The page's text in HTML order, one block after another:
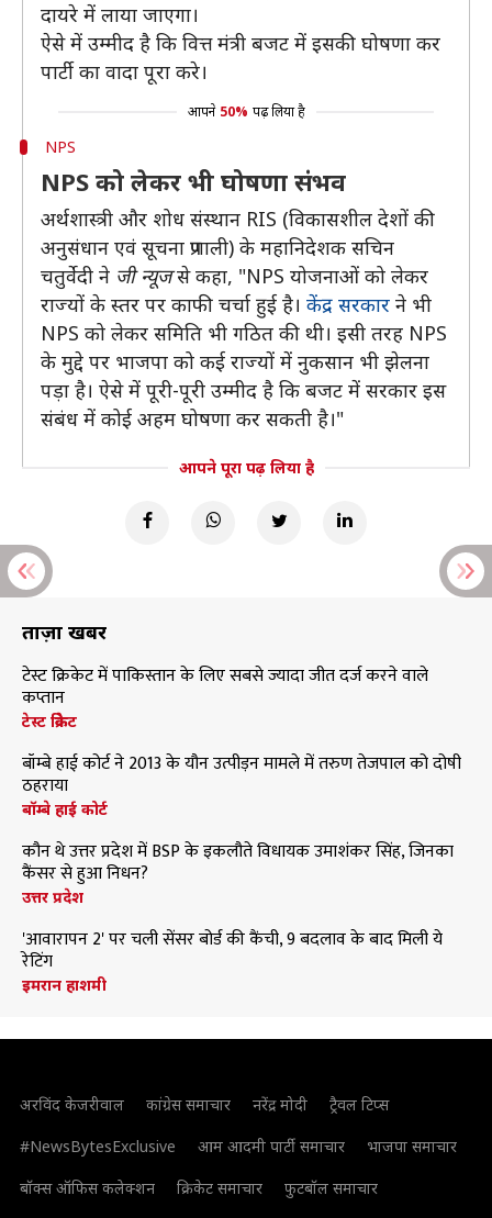
दायरे में लाया जाएगा।
ऐसे में उम्मीद है कि वित्त मंत्री बजट में इसकी घोषणा कर
पार्टी का वादा पूरा करे।
आपने 50% पढ़ लिया है
NPS
NPS को लेकर भी घोषणा संभव
अर्थशास्त्री और शोध संस्थान RIS (विकासशील देशों की
अनुसंधान एवं सूचना प्रणाली) के महानिदेशक सचिन
चतुर्वेदी ने जी न्यूजसे कहा, "NPS योजनाओं को लेकर
राज्यों के स्तर पर काफी चर्चा हुई है। केंद्र सरकार ने भी
NPS को लेकर समिति भी गठित की थी। इसी तरह NPS
के मुद्दे पर भाजपा को कई राज्यों में नुकसान भी झेलना
पड़ा है। ऐसे में पूरी-पूरी उम्मीद है कि बजट में सरकार इस
संबंध में कोई अहम घोषणा कर सकती है।"
आपने पूरा पढ़ लिया है
ताज़ा खबरें
टेस्ट क्रिकेट में पाकिस्तान के लिए सबसे ज्यादा जीत दर्ज करने वाले
कप्तान
टेस्ट क्रिकेट
बॉम्बे हाई कोर्ट ने 2013 के यौन उत्पीड़न मामले में तरुण तेजपाल को दोषी
ठहराया
बॉम्बे हाई कोर्ट
कौन थे उत्तर प्रदेश में BSP के इकलौते विधायक उमाशंकर सिंह, जिनका
कैंसर से हुआ निधन?
उत्तर प्रदेश
'आवारापन 2' पर चली सेंसर बोर्ड की कैंची, 9 बदलाव के बाद मिली ये
रेटिंग
इमरान हाशमी
अरविंद केजरीवाल कांग्रेस समाचार नरेंद्र मोदी
ट्रैवल टिप्स
#NewsBytesExclusive
आम आदमी पार्टी समाचार
भाजपा समाचार
बॉक्स ऑफिस कलेक्शन
क्रिकेट समाचार फुटबॉल समाचार